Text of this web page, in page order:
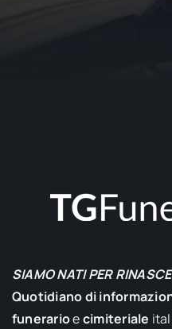
SIAMO NATI PER
Quotidiano di
funerarioecimiteriale